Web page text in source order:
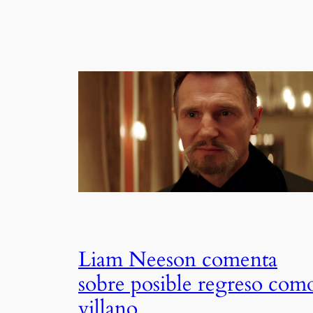
Liam Neeson comenta
sobre posible regreso